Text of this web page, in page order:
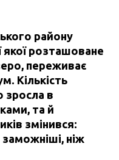
району
якої розташоване
переживає
Кількість
зросла в
та й
змінився:
ніж